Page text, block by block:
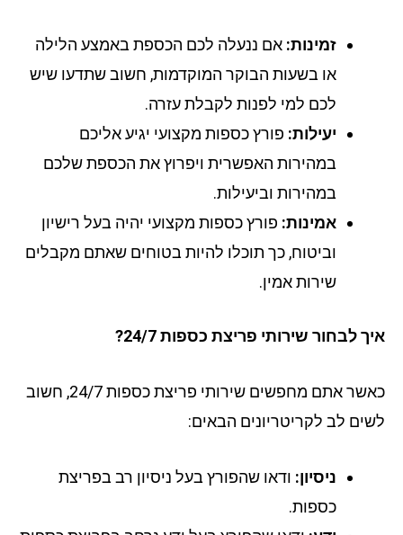
זמינות:אם ננעלה לכם הכספת באמצע הלילה
או בשעות הבוקר המוקדמות, חשוב שתדעו שיש
לכם למי לפנות לקבלת עזרה.
יעילות:פורץ כספות מקצועי יגיע אליכם
במהירות האפשרית ויפרוץ את הכספת שלכם
במהירות וביעילות.
אמינות:פורץ כספות מקצועי יהיה בעל רישיון
וביטוח, כך תוכלו להיות בטוחים שאתם מקבלים
שירות אמין.
לבחור שירותי פריצת כספות 24/7?
כאשר אתם מחפשים שירותי פריצת כספות 24/7, חשוב
לב לקריטריונים הבאים:
ניסיון:ודאו שהפורץ בעל ניסיון רב בפריצת
כספות.